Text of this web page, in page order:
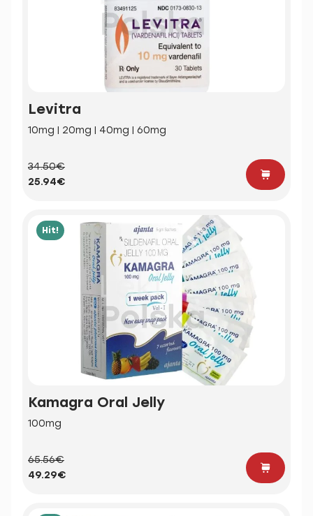
Levitra
10mg | 20mg | 40mg | 60mg
34.50€
25.94€
Hit!
Kamagra Oral Jelly
100mg
65.56€
49.29€